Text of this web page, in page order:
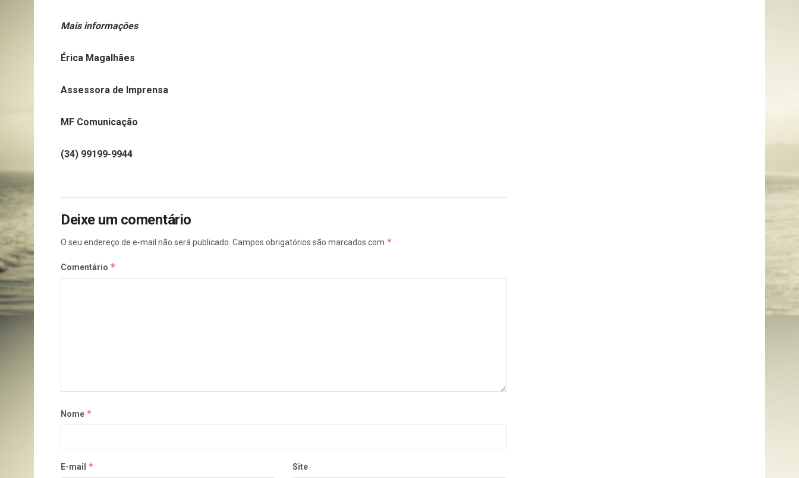
Mais informações
Érica Magalhães
Assessora de Imprensa
MF Comunicação
(34) 99199-9944
Deixe um comentário
O seu endereço de e-mail não será publicado. Campos obrigatórios são marcados com *
Comentário *
Nome *
E-mail * Site